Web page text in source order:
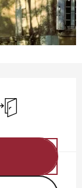
Entrada